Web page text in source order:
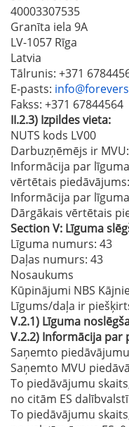
40003307535
Granīta iela 9A
LV-1057 Rīga
Latvia
Tālrunis: +371
E-pasts:
Fakss: +371 67844564
II.2.3) Izpildes vieta:
NUTS kods LV00
Darbuzņēmējs ir MVU:
Informācija par
vērtētais piedāvājums:
Informācija par
Dārgākais vērtētais
SectionV: Līguma
Līguma numurs: 43
Daļas numurs: 43
Nosaukums
Kūpinājumi NBS
Līgums/daļa ir
V.2.1) Līguma
V.2.2) Informācija par
Saņemto
Saņemto MVU
To piedāvājumu
no citām ES
To piedāvājumu